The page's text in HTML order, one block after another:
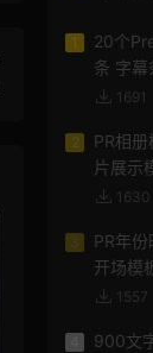
1
20个
条 字
1691
2
PR相
片展示
1630
3
PR年
开场模
1557
900文